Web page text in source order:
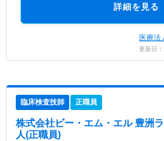
詳細を見る
医療法
更新日
臨床検査技師 正職員
株式会社ビー・エム・エル 豊洲
人(正職員)